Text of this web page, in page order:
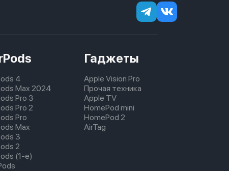
4
Max 2024
Pro 3
Pro 2
Pro
Max
3
2
(1-е)
Гаджеты
Apple Vision Pro
Прочая техника
Apple TV
HomePod mini
HomePod 2
AirTag